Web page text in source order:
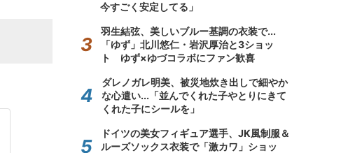
今すごく安定してる」
羽生結弦、美しいブルー基調の衣装で...
「ゆず」北川悠仁・岩沢厚治と3ショッ
ト ゆず×ゆづコラボにファン歓喜
ダレノガレ明美、被災地炊き出しで細やか
な心遣い...「並んでくれた子やとりにきて
くれた子にシールを」
ドイツの美女フィギュア選手、JK風制服＆
ルーズソックス衣装で「激カワ」ショッ